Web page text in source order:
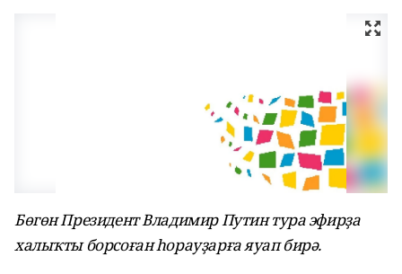
Бөгөн Президент Владимир Путин тура эфирҙа
халыҡты борсоған һорауҙарға яуап бирә.